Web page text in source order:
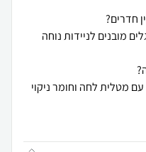
מובנים לניידות נוחה
מטלית לחה וחומר ניקוי